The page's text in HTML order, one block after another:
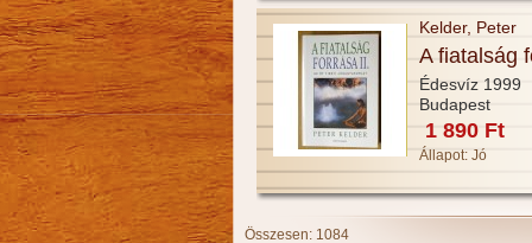
Kelder, Peter
A fiatalság
Édesvíz 1999
Budapest
1 890 Ft
Állapot: Jó
Összesen: 1084